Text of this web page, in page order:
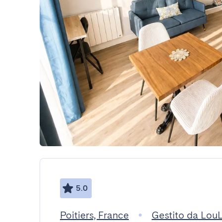
5.0
Poitiers, France Gestito da